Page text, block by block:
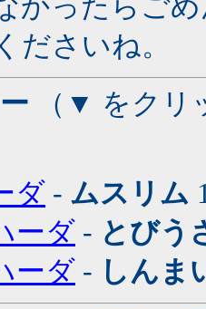
かったらご
ださいね。
（▼ をクリ
ダ - ムスリム
ーダ - とびう
ーダ - しんま